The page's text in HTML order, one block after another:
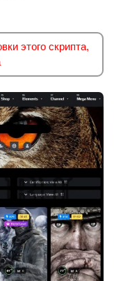
этого скрипта,